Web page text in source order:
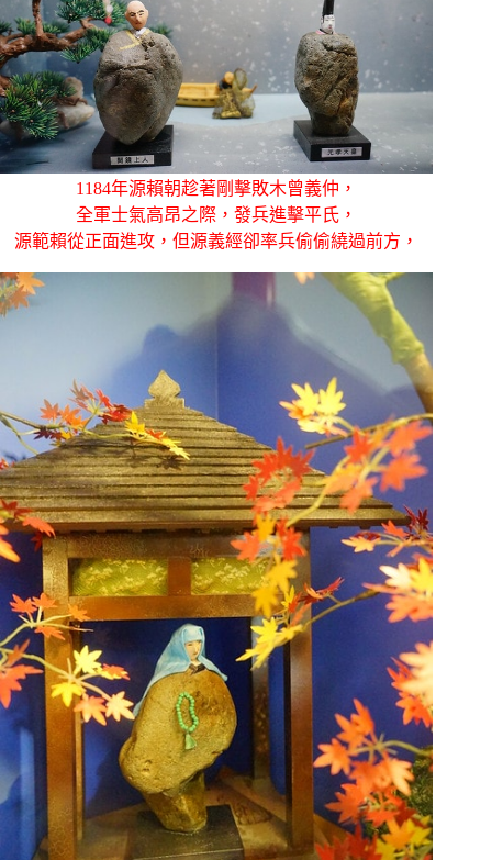
1184年源賴朝趁著剛擊敗木曾義仲，
全軍士氣高昂之際，發兵進擊平氏，
源範賴從正面進攻，但源義經卻率兵偷偷繞過前方，